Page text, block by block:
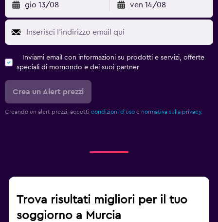
gio 13/08 ven 14/08
Inviami email con informazioni su prodotti e servizi, offerte
speciali di momondo e dei suoi partner
Crea un Alert prezzi
Creando un alert prezzi, accetti condizioni d'uso e normativa sulla privacy.
Trova risultati migliori per il tuo
soggiorno a Murcia